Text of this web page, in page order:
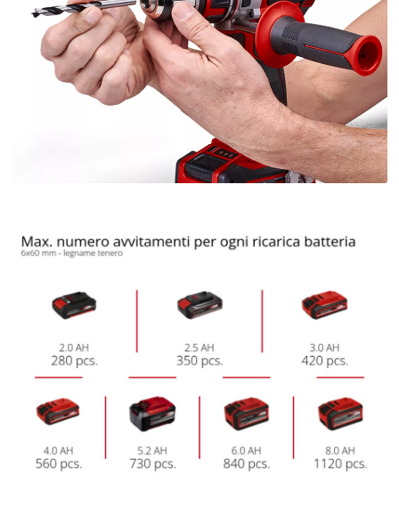
Abbiamo bisogno del vostro permesso
per caricare Google Maps!
This content is not permitted to load due
to the list of technologies used.
Management Platform